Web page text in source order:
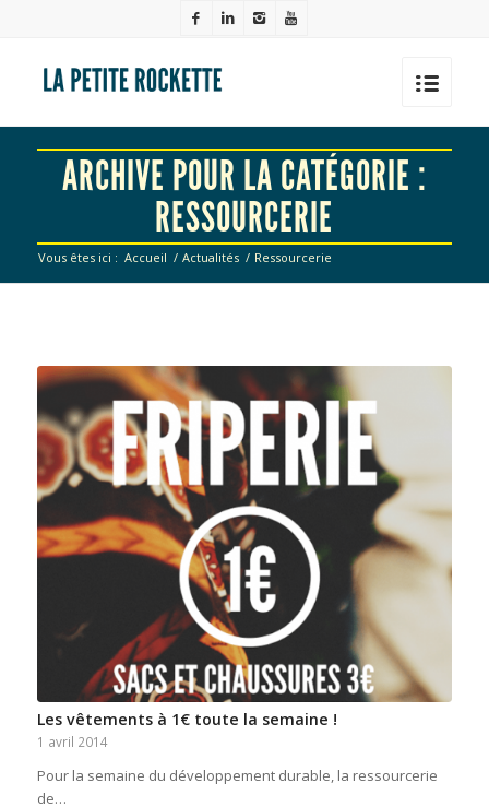
ARCHIVE POUR LA CATÉGORIE :
RESSOURCERIE
Vous êtes ici : Accueil / Actualités / Ressourcerie
Les vêtements à 1€ toute la semaine !
1 avril 2014
Pour la semaine du développement durable, la ressourcerie
de…